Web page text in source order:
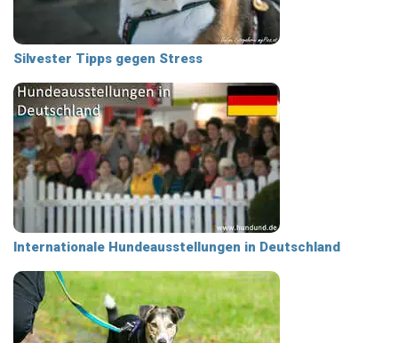
Silvester Tipps gegen Stress
Internationale Hundeausstellungen in Deutschland